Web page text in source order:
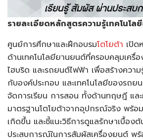
รายละเอียดหลักสูตรความรู้เทคโนโล
ศูนย์การศึกษาและฝึกอบรมโตโยต้า เปิด
ด้านเทคโนโลยียานยนต์ที่ครอบคลุมเครื่
ไฮบริด และรถยนต์ไฟฟ้า เพื่อสร้างความ
กับองค์ประกอบ และเทคโนโลยีของรถย
จัดการเรียน การสอน ทั้งด้านทฤษฎี แล
มาตรฐานโตโยต้าจากอุปกรณ์จริง พร้
เกิดขึ้น และชี้แนะวิธีการดูแลรักษาเบื้อง
ประสบการณ์ในการสัมผัสเครื่องยนต์ พ